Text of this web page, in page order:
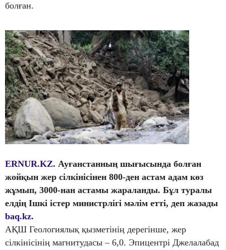
болған.
ERNUR.KZ. Ауғанстанның шығысында болған
жойқын жер сілкінісінен 800-ден астам адам көз
жұмып, 3000-нан астамы жараланды. Бұл туралы
елдің Ішкі істер министрлігі мәлім етті, деп жазады
baq.kz.
АҚШ Геологиялық қызметінің дерегінше, жер
сілкінісінің магнитудасы – 6,0. Эпицентрі Джелалабад